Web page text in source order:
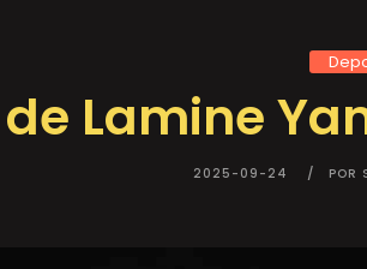
Lamine
2025-09-24 POR